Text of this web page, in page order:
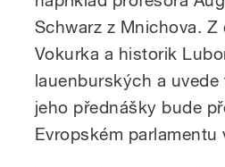
Schwarz z Mnichova.
Vokurka a historik
lauenburských a
jeho přednášky bude
Evropském parlamentu